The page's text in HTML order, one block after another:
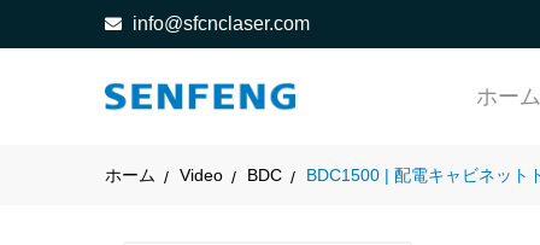
info@sfcnclaser.com
ホーム
ホーム Video BDC BDC1500 | 配電キャビネット